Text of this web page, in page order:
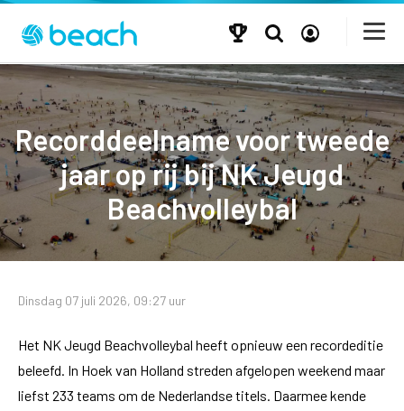
Recorddeelname voor tweede
jaar op rij bij NK Jeugd
Beachvolleybal
Dinsdag 07 juli 2026, 09:27 uur
Het NK Jeugd Beachvolleybal heeft opnieuw een recordeditie
beleefd. In Hoek van Holland streden afgelopen weekend maar
liefst 233 teams om de Nederlandse titels. Daarmee kende